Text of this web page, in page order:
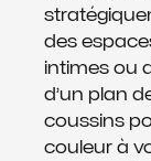
des
intimes ou
d’un plan
coussins
couleur à